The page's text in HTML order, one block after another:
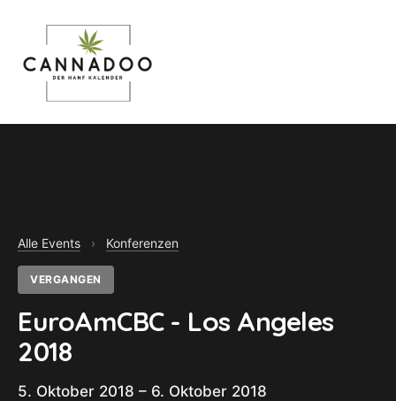
Alle Events › Konferenzen
VERGANGEN
EuroAmCBC - Los Angeles
2018
5. Oktober 2018 – 6. Oktober 2018